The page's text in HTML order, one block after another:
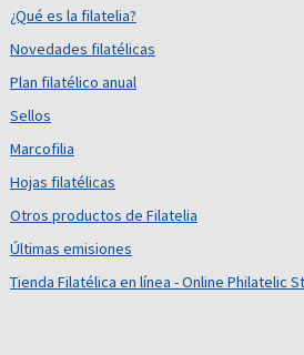
¿Qué es la filatelia?
Novedades filatélicas
Plan filatélico anual
Sellos
Marcofilia
Hojas filatélicas
Otros productos de Filatelia
Últimas emisiones
Tienda Filatélica en línea - Online Philatelic